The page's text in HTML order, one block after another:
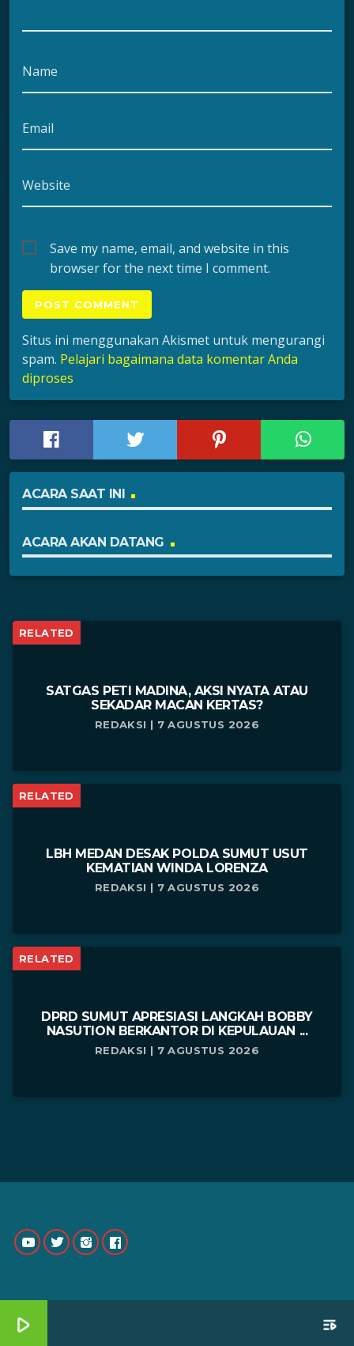
Name
Email
Website
Save my name, email, and website in this
browser for the next time I comment.
Situs ini menggunakan Akismet untuk mengurangi
spam. Pelajari bagaimana data komentar Anda
diproses
ACARA SAAT INI
ACARA AKAN DATANG
RELATED
SATGAS PETI MADINA, AKSI NYATA ATAU
SEKADAR MACAN KERTAS?
REDAKSI | 7 AGUSTUS 2026
RELATED
LBH MEDAN DESAK POLDA SUMUT USUT
KEMATIAN WINDA LORENZA
REDAKSI | 7 AGUSTUS 2026
RELATED
DPRD SUMUT APRESIASI LANGKAH BOBBY
NASUTION BERKANTOR DI KEPULAUAN ...
REDAKSI | 7 AGUSTUS 2026
play_arrow playlist_play